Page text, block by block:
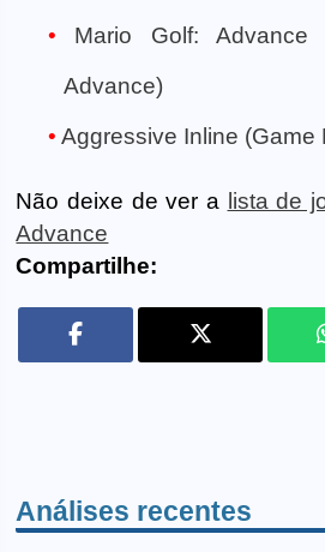
Mario Golf:
Advance)
Aggressive Inline (Game
Não deixe de ver a lista de
Advance
Compartilhe:
Análises recentes